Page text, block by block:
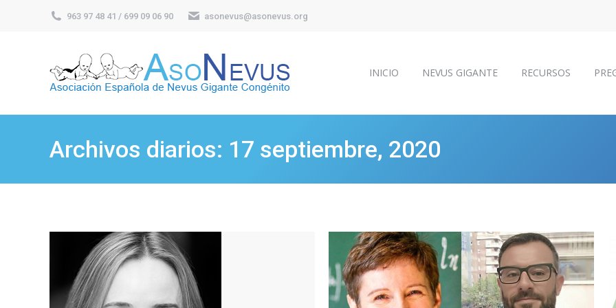
963 97 48 41 / 699 09 06 90 asonevus@asonevus.org
INICIO NEVUS GIGANTE RECURSOS
Archivos diarios: 17 septiembre, 2020